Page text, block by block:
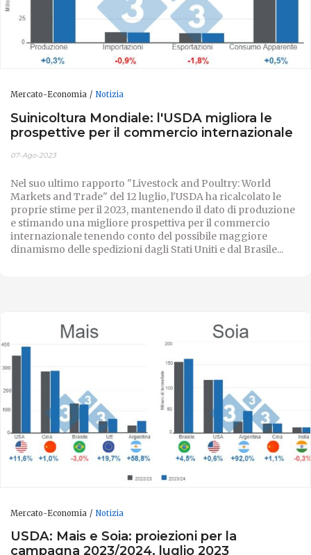
Mercato-Economia Notizia
Suinicoltura Mondiale: l'USDA migliora le
prospettive per il commercio internazionale
07-Ago-2023
Nel suo ultimo rapporto "Livestock and Poultry: World
Markets and Trade" del 12 luglio, l'USDA ha ricalcolato le
proprie stime per il 2023, mantenendo il dato di produzione
e stimando una migliore prospettiva per il commercio
internazionale tenendo conto del possibile maggiore
dinamismo delle spedizioni dagli Stati Uniti e dal Brasile...
Mercato-Economia Notizia
USDA: Mais e Soia: proiezioni per la
campagna 2023/2024, luglio 2023